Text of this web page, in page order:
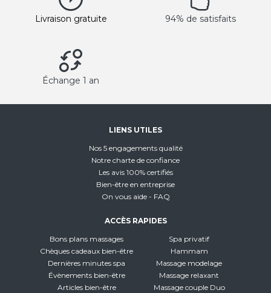
Livraison gratuite 94% de satisfaits
Échange 1 an
LIENS UTILES
Nos 5 engagements qualité
Notre charte de confiance
Les avis 100% certifiés
Bien-être en entreprise
On vous aide - FAQ
ACCÈS RAPIDES
Bons plans massages
Chèques cadeaux bien-être
Dernières minutes spa
Évènements bien-être
Articles bien-être
Spa privatif
Hammam
Massage modelage
Massage relaxant
Massage couple Duo